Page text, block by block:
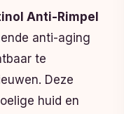
Anti-Rimpel
anti-aging
te
Deze
huid en